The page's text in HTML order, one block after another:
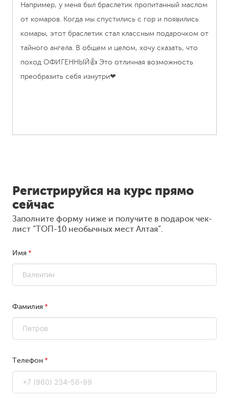
Например, у меня был браслетик пропитанный маслом
от комаров. Когда мы спустились с гор и появились
комары, этот браслетик стал классным подарочком от
тайного ангела. В общем и целом, хочу сказать, что
поход ОФИГЕННЫЙ👍 Это отличная возможность
преобразить себя изнутри❤
Регистрируйся на курс прямо
сейчас
Заполните форму ниже и получите в подарок чек-
лист “ТОП-10 необычных мест Алтая”.
Имя
Фамилия
Телефон